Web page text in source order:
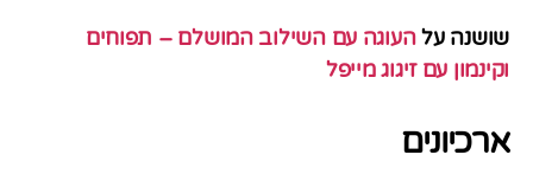
שושנה עלהעוגה עם השילוב המושלם – תפוחים
וקינמון עם זיגוג מייפל
ארכיונים